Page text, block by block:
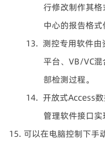
行修改制作其
中心的报告格式
13. 测控专用软件由
平台、VB/VC
部检测过程。
14. 开放式Access
管理软件接口实
15. 可以在电脑控制下手